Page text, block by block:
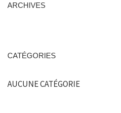
ARCHIVES
CATÉGORIES
AUCUNE CATÉGORIE